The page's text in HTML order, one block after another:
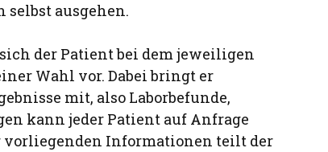
selbst ausgehen.
der Patient bei dem jeweiligen
Wahl vor. Dabei bringt er
mit, also Laborbefunde,
kann jeder Patient auf Anfrage
vorliegenden Informationen teilt der